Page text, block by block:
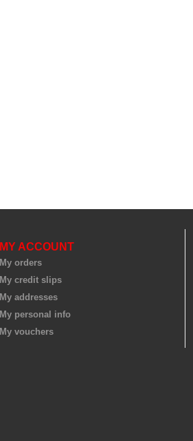
MY ACCOUNT
My orders
My credit slips
My addresses
My personal info
My vouchers